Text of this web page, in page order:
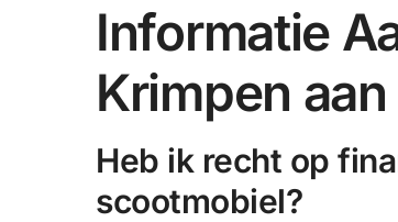
Informatie
Krimpen
Heb ik recht op
scootmobiel?